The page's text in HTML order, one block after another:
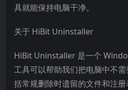
具就能保持电脑干净。
关于 HiBit Uninstaller
HiBit Uninstaller 是一个
工具可以帮助我们把电脑中不
括常规删除时遗留的文件和注